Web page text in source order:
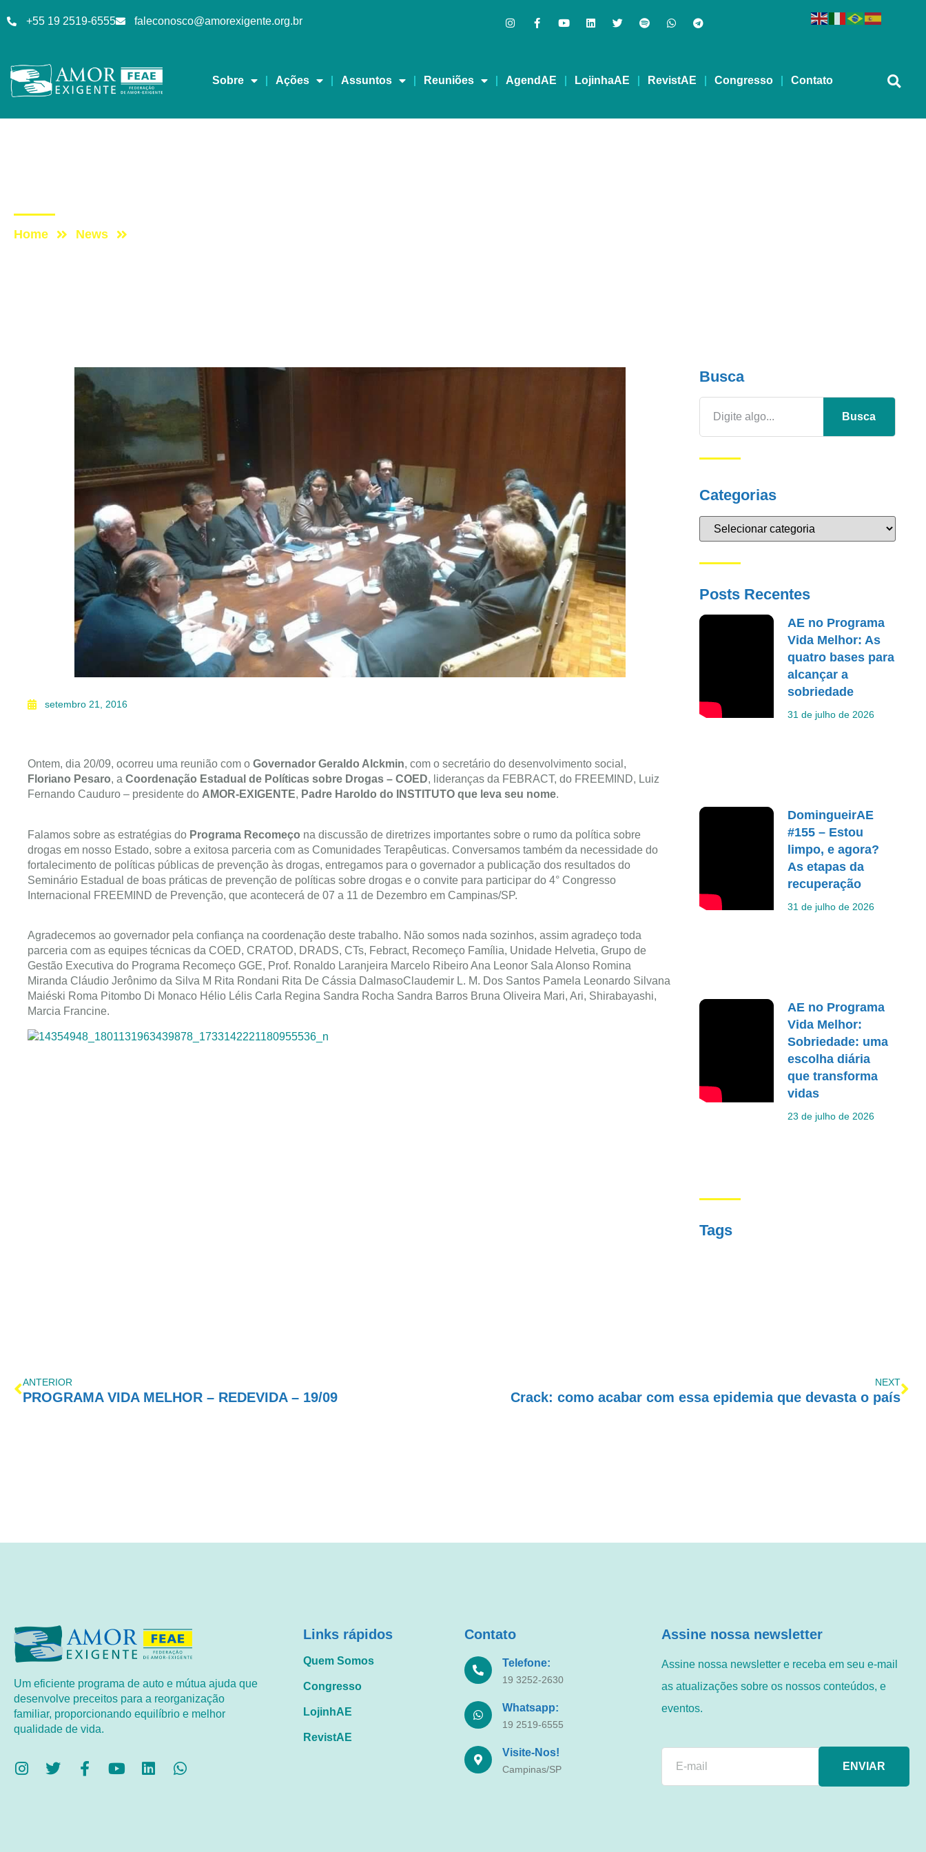
+55 19 2519-6555 faleconosco@amorexigente.org.br
Sobre Ações Assuntos Reuniões AgendAE LojinhaAE RevistAE Congresso Contato
Home News
setembro 21, 2016
Ontem, dia 20/09, ocorreu uma reunião com o Governador Geraldo Alckmin, com o secretário do desenvolvimento social,
Floriano Pesaro, a Coordenação Estadual de Políticas sobre Drogas – COED, lideranças da FEBRACT, do FREEMIND, Luiz
Fernando Cauduro – presidente do AMOR-EXIGENTE, Padre Haroldo do INSTITUTO que leva seu nome.
Falamos sobre as estratégias do Programa Recomeço na discussão de diretrizes importantes sobre o rumo da política sobre
drogas em nosso Estado, sobre a exitosa parceria com as Comunidades Terapêuticas. Conversamos também da necessidade do
fortalecimento de políticas públicas de prevenção às drogas, entregamos para o governador a publicação dos resultados do
Seminário Estadual de boas práticas de prevenção de políticas sobre drogas e o convite para participar do 4° Congresso
Internacional FREEMIND de Prevenção, que acontecerá de 07 a 11 de Dezembro em Campinas/SP.
Agradecemos ao governador pela confiança na coordenação deste trabalho. Não somos nada sozinhos, assim agradeço toda
parceria com as equipes técnicas da COED, CRATOD, DRADS, CTs, Febract, Recomeço Família, Unidade Helvetia, Grupo de
Gestão Executiva do Programa Recomeço GGE, Prof. Ronaldo Laranjeira Marcelo Ribeiro Ana Leonor Sala Alonso Romina
Miranda Cláudio Jerônimo da Silva M Rita Rondani Rita De Cássia DalmasoClaudemir L. M. Dos Santos Pamela Leonardo Silvana
Maiéski Roma Pitombo Di Monaco Hélio Lélis Carla Regina Sandra Rocha Sandra Barros Bruna Oliveira Mari, Ari, Shirabayashi,
Marcia Francine.
Busca
Busca
Categorias
Posts Recentes
AE no Programa
Vida Melhor: As
quatro bases para
alcançar a
sobriedade
31 de julho de 2026
DomingueirAE
#155 – Estou
limpo, e agora?
As etapas da
recuperação
31 de julho de 2026
AE no Programa
Vida Melhor:
Sobriedade: uma
escolha diária
que transforma
vidas
23 de julho de 2026
Tags
ANTERIOR
PROGRAMA VIDA MELHOR – REDEVIDA – 19/09
NEXT
Crack: como acabar com essa epidemia que devasta o país
Um eficiente programa de auto e mútua ajuda que
desenvolve preceitos para a reorganização
familiar, proporcionando equilíbrio e melhor
qualidade de vida.
Links rápidos
Quem Somos
Congresso
LojinhAE
RevistAE
Contato
Telefone:
19 3252-2630
Whatsapp:
19 2519-6555
Visite-Nos!
Campinas/SP
Assine nossa newsletter
Assine nossa newsletter e receba em seu e-mail
as atualizações sobre os nossos conteúdos, e
eventos.
ENVIAR